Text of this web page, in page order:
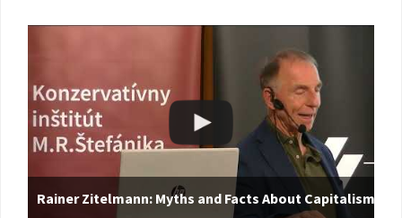
Rainer Zitelmann: Myths and Facts About Capitalism